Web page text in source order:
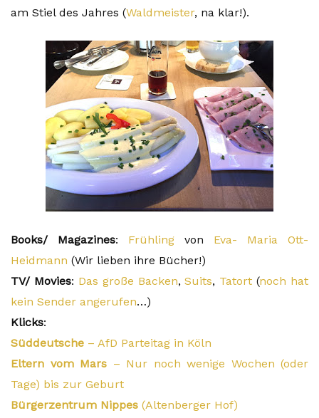
am Stiel des Jahres (Waldmeister, na klar!).
Books/ Magazines: Frühling von Eva- Maria Ott-
Heidmann (Wir lieben ihre Bücher!)
TV/ Movies: Das große Backen,Suits, Tatort (noch hat
kein Sender angerufen…)
Klicks:
Süddeutsche – AfD Parteitag in Köln
Eltern vom Mars – Nur noch wenige Wochen (oder
Tage) bis zur Geburt
Bürgerzentrum Nippes (Altenberger Hof)